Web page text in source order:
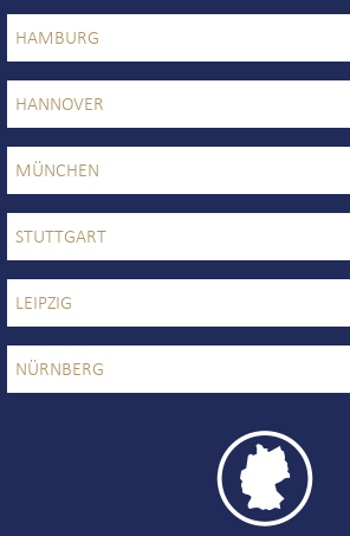
HAMBURG
HANNOVER
MÜNCHEN
STUTTGART
LEIPZIG
NÜRNBERG
